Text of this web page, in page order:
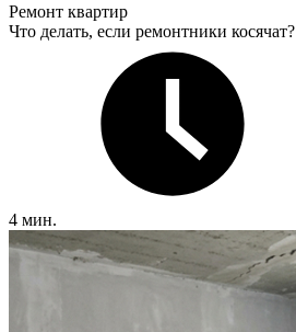
Ремонт квартир
Что делать, если ремонтники косячат?
4 мин.